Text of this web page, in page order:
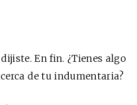
dijiste. En fin. ¿Tienes algo
de tu indumentaria?